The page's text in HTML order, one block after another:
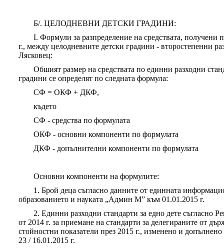
Б/. ЦЕЛОДНЕВНИ ДЕТСКИ ГРАДИНИ:
I. Формули за разпределение на средствата, получени
г., между целодневните детски градини - второстепенни
Лясковец:
Обшият размер на средствата по единни разходни
градини се определят по следната формула:
СФ = ОКФ + ДКФ,
където
СФ - средства по формулата
ОКФ - основни компоненти по формулата
ДКФ - допълнителни компоненти по формулата
Основни компоненти на формулите:
1. Брой деца съгласно данните от единната
образованието и науката „Админ М” към 01.01.2015 г.
2. Единни разходни стандарти за едно дете съгласно
от 2014 г. за приемане на стандарти за делегираните от
стойностни показатели през 2015 г., изменено и
23 / 16.01.2015 г.